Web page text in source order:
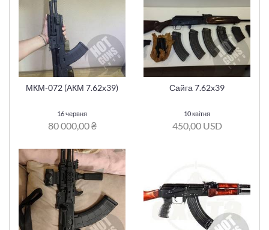
МКМ-072 (АКМ 7.62х39)
16 червня
80 000,00 ₴
Сайга 7.62х39
10 квітня
450,00 USD